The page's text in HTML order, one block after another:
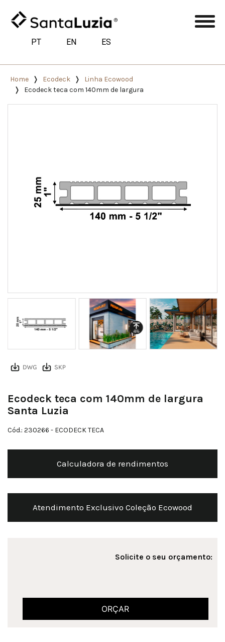
PT EN ES
Home Ecodeck
Linha Ecowood
Ecodeck teca com 140mm de largura
Ecodeck teca com 140mm de largura
Santa Luzia
Cód.: 230266 - ECODECK TECA
Calculadora de rendimentos
Atendimento Exclusivo Coleção Ecowood
Solicite o seu orçamento:
ORÇAR